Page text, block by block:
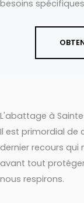
besoins
L'abattage à
Il est primordial de
dernier recours qui
avant tout
nous respirons.